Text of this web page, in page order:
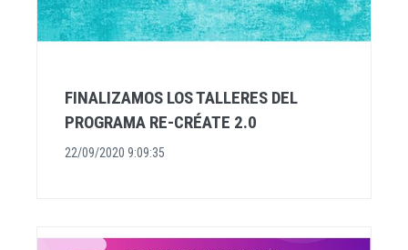
FINALIZAMOS LOS TALLERES DEL
PROGRAMA RE-CRÉATE 2.0
22/09/2020 9:09:35